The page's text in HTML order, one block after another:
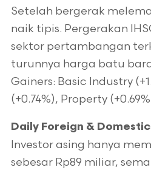
Setelah bergerak
naik tipis. Pergerakan
sektor pertambangan
turunnya harga batu
Gainers: Basic Industry
(+0.74%), Property
Daily Foreign &
Investor asing hanya
sebesar Rp89 miliar,